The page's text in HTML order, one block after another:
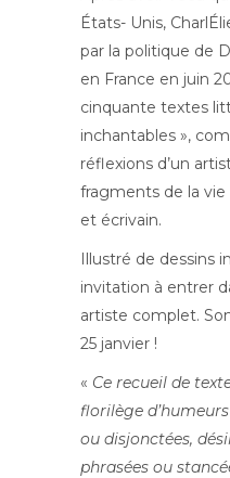
États- Unis,
par la politique de
en France en juin
cinquante textes
inchantables »,
réflexions d’un
fragments de la vie
et écrivain.
Illustré de dessins
invitation à entrer
artiste complet.
25 janvier !
« Ce recueil de
florilège
ou disjonctées,
phrasées ou